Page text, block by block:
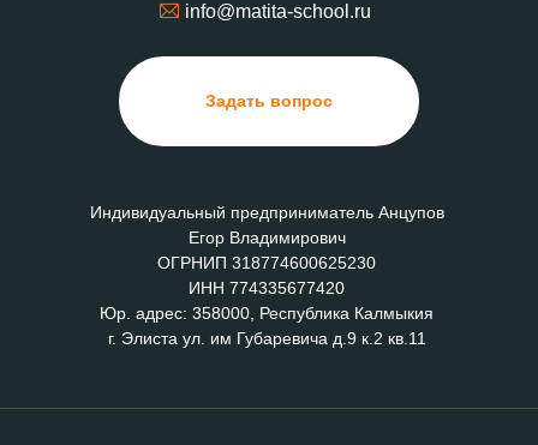
Задать вопрос
info@matita-school.ru
Индивидуальный предприниматель Анцупов
Егор Владимирович
ОГРНИП 318774600625230
ИНН 774335677420
Юр. адрес: 358000, Республика Калмыкия
г. Элиста ул. им Губаревича д.9 к.2 кв.11